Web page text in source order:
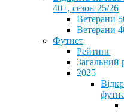
40+, сезон 25/26
Ветерани
Ветерани
Футнет
Рейтинг
Загальний
2025